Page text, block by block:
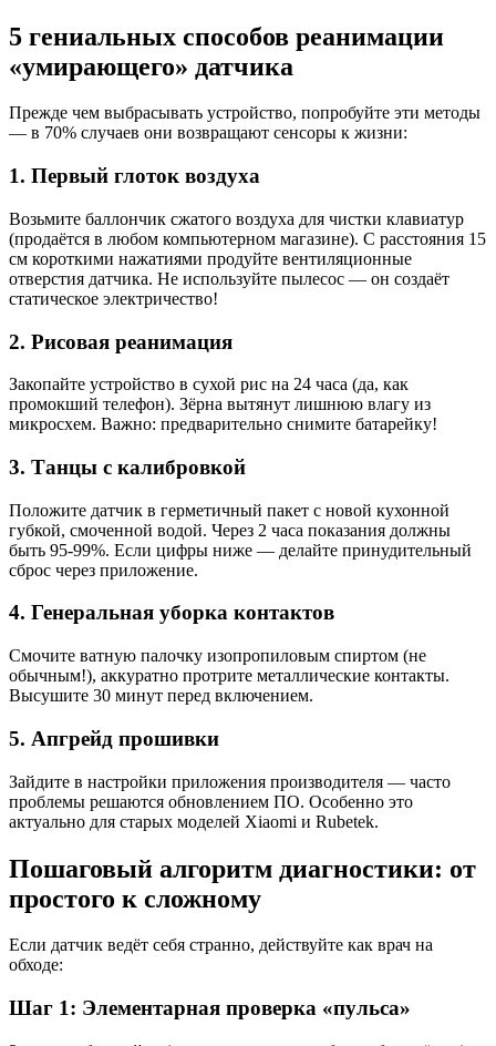
5 гениальных способов реанимации
«умирающего» датчика
Прежде чем выбрасывать устройство, попробуйте эти методы
— в 70% случаев они возвращают сенсоры к жизни:
1. Первый глоток воздуха
Возьмите баллончик сжатого воздуха для чистки клавиатур
(продаётся в любом компьютерном магазине). С расстояния 15
см короткими нажатиями продуйте вентиляционные
отверстия датчика. Не используйте пылесос — он создаёт
статическое электричество!
2. Рисовая реанимация
Закопайте устройство в сухой рис на 24 часа (да, как
промокший телефон). Зёрна вытянут лишнюю влагу из
микросхем. Важно: предварительно снимите батарейку!
3. Танцы с калибровкой
Положите датчик в герметичный пакет с новой кухонной
губкой, смоченной водой. Через 2 часа показания должны
быть 95-99%. Если цифры ниже — делайте принудительный
сброс через приложение.
4. Генеральная уборка контактов
Смочите ватную палочку изопропиловым спиртом (не
обычным!), аккуратно протрите металлические контакты.
Высушите 30 минут перед включением.
5. Апгрейд прошивки
Зайдите в настройки приложения производителя — часто
проблемы решаются обновлением ПО. Особенно это
актуально для старых моделей Xiaomi и Rubetek.
Пошаговый алгоритм диагностики: от
простого к сложному
Если датчик ведёт себя странно, действуйте как врач на
обходе:
Шаг 1: Элементарная проверка «пульса»